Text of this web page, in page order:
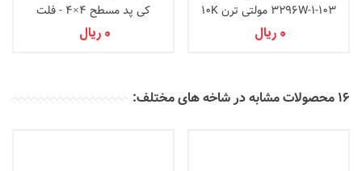
3296W-1-103 مولتی ترن 10K
0 ریال
کی پد مسطح 4×4 - فلت
ماتریسی
0 ریال
16 محصولات مشابه در شاخه های مختلف: